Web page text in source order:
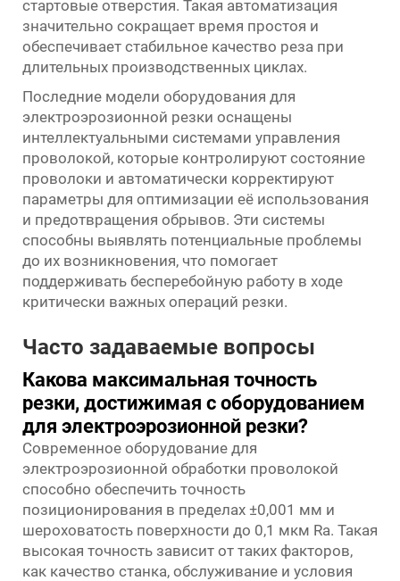
стартовые отверстия. Такая автоматизация
значительно сокращает время простоя и
обеспечивает стабильное качество реза при
длительных производственных циклах.
Последние модели оборудования для
электроэрозионной резки оснащены
интеллектуальными системами управления
проволокой, которые контролируют состояние
проволоки и автоматически корректируют
параметры для оптимизации её использования
и предотвращения обрывов. Эти системы
способны выявлять потенциальные проблемы
до их возникновения, что помогает
поддерживать бесперебойную работу в ходе
критически важных операций резки.
Часто задаваемые вопросы
Какова максимальная точность
резки, достижимая с оборудованием
для электроэрозионной резки?
Современное оборудование для
электроэрозионной обработки проволокой
способно обеспечить точность
позиционирования в пределах ±0,001 мм и
шероховатость поверхности до 0,1 мкм Ra. Такая
высокая точность зависит от таких факторов,
как качество станка, обслуживание и условия